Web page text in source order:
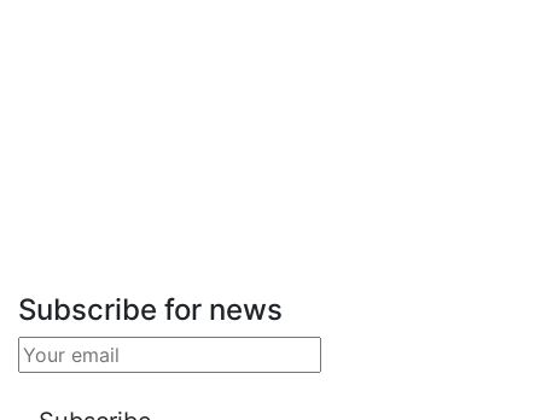
Subscribe for news